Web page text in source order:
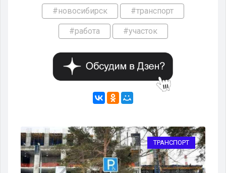
#новосибирск #транспорт
#работа #участок
ТРАНСПОРТ